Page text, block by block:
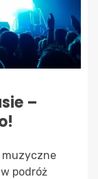
–
muzyczne
podróż